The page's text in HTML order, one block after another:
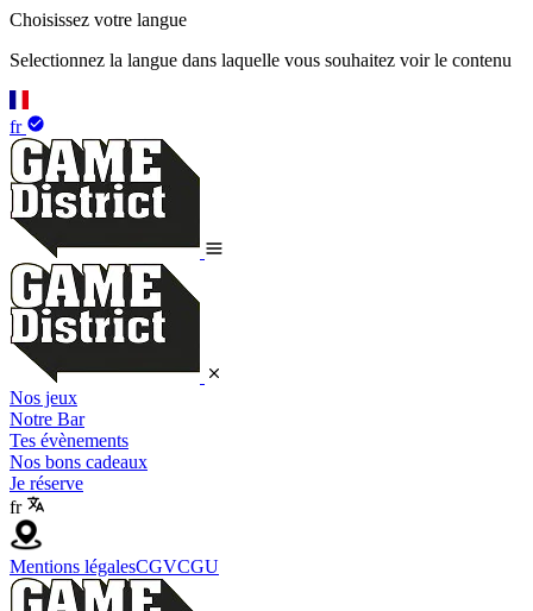
Choisissez votre langue
Selectionnez la langue dans laquelle vous souhaitez voir le contenu
fr
Nos jeux
Notre Bar
Tes évènements
Nos bons cadeaux
Je réserve
fr
Mentions légalesCGVCGU